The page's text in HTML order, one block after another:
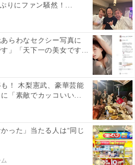
りにファン騒然！...
らわなセクシー写真に
す」「天下一の美女です...
！ 木梨憲武、豪華芸能
「素敵でカッコいい...
った」当たる人は“同じ